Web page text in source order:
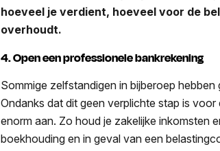
hoeveel je verdient, hoeveel voor de
overhoudt.
4. Open een professionele bankrekening
Sommige zelfstandigen in bijberoep
Ondanks dat dit geen verplichte stap is
enorm aan. Zo houd je zakelijke inkomsten
boekhouding en in geval van een